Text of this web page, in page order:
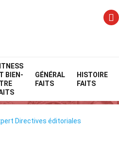
BIEN-
GÉNÉRAL
FAITS
HISTOIRE
FAITS
Directives éditoriales